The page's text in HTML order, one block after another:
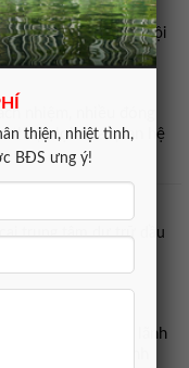
thiện, nhiệt tình,
BĐS ưng ý!
Việt Nam đổi mới, hội
nhiệm, nhiều đóng
thuận lợi đưa quan hệ
trung tâm dự trữ dầu
dự trữ dầu của
bối cảnh các nhà lãnh
củng cố an ninh